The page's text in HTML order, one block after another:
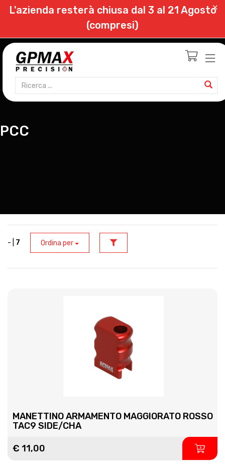
L'azienda resterà chiusa dal 3 al 21 Agosto
(compresi)
PCC
- | 7 Ordina per
MANETTINO ARMAMENTO MAGGIORATO ROSSO
TAC9 SIDE/CHA
€ 11,00